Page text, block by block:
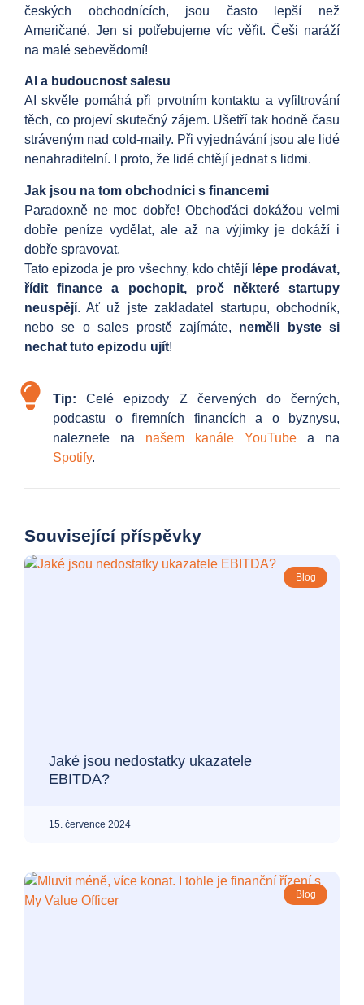
českých obchodnících, jsou často lepší než
Američané. Jen si potřebujeme víc věřit. Češi naráží
na malé sebevědomí!
AI a budoucnost salesu
AI skvěle pomáhá při prvotním kontaktu a vyfiltrování
těch, co projeví skutečný zájem. Ušetří tak hodně času
stráveným nad cold-maily. Při vyjednávání jsou ale lidé
nenahraditelní. I proto, že lidé chtějí jednat s lidmi.
Jak jsou na tom obchodníci s financemi
Paradoxně ne moc dobře! Obchoďáci dokážou velmi
dobře peníze vydělat, ale až na výjimky je dokáží i
dobře spravovat.
Tato epizoda je pro všechny, kdo chtějí lépe prodávat,
řídit finance a pochopit, proč některé startupy
neuspějí. Ať už jste zakladatel startupu, obchodník,
nebo se o sales prostě zajímáte, neměli byste si
nechat tuto epizodu ujít!
Tip: Celé epizody Z červených do černých,
podcastu o firemních financích a o byznysu,
naleznete na našem kanále YouTube a na
Spotify.
Související příspěvky
Blog
Jaké jsou nedostatky ukazatele
EBITDA?
15. července 2024
Blog